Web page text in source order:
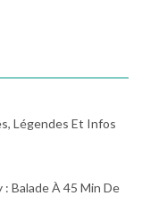
Légendes Et Infos
Balade À 45 Min De